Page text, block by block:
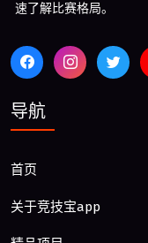
速了解比赛格局。
导航
首页
关于竞技宝app